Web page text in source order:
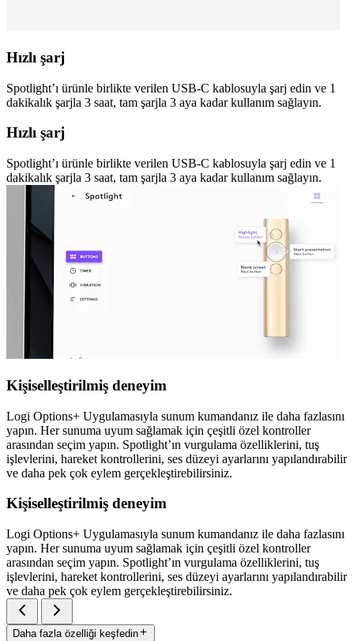
Hızlı şarj
Spotlight’ı ürünle birlikte verilen USB-C kablosuyla şarj edin ve 1
dakikalık şarjla 3 saat, tam şarjla 3 aya kadar kullanım sağlayın.
Hızlı şarj
Spotlight’ı ürünle birlikte verilen USB-C kablosuyla şarj edin ve 1
dakikalık şarjla 3 saat, tam şarjla 3 aya kadar kullanım sağlayın.
Kişiselleştirilmiş deneyim
Logi Options+ Uygulamasıyla sunum kumandanız ile daha fazlasını
yapın. Her sunuma uyum sağlamak için çeşitli özel kontroller
arasından seçim yapın. Spotlight’ın vurgulama özelliklerini, tuş
işlevlerini, hareket kontrollerini, ses düzeyi ayarlarını yapılandırabilir
ve daha pek çok eylem gerçekleştirebilirsiniz.
Kişiselleştirilmiş deneyim
Logi Options+ Uygulamasıyla sunum kumandanız ile daha fazlasını
yapın. Her sunuma uyum sağlamak için çeşitli özel kontroller
arasından seçim yapın. Spotlight’ın vurgulama özelliklerini, tuş
işlevlerini, hareket kontrollerini, ses düzeyi ayarlarını yapılandırabilir
ve daha pek çok eylem gerçekleştirebilirsiniz.
Daha fazla özelliği keşfedin